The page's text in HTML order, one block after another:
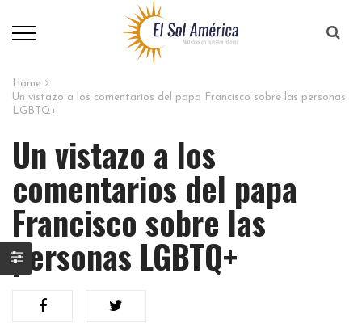
Home
Un vistazo a los comentarios del papa Francisco sobre las personas
LGBTQ+
Un vistazo a los
comentarios del papa
Francisco sobre las
personas LGBTQ+